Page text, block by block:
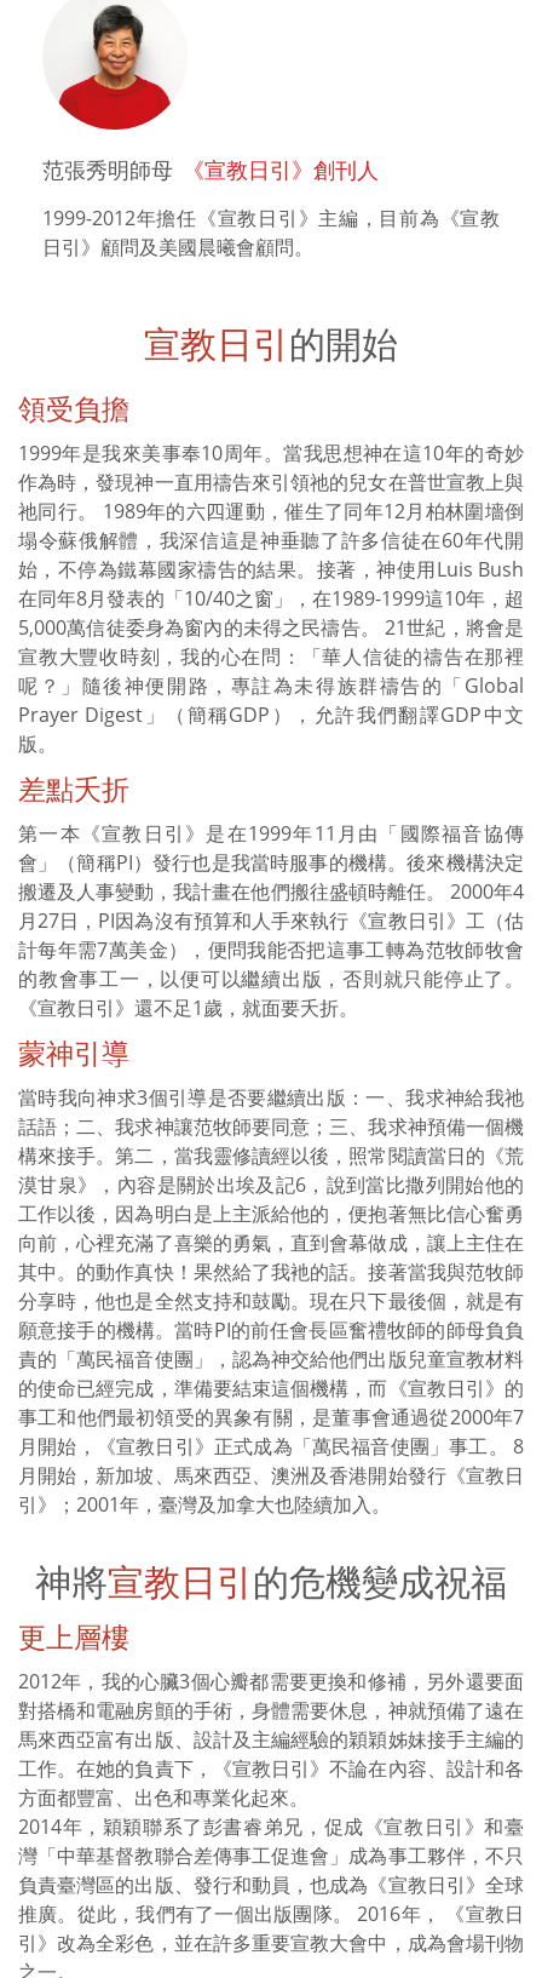
范張秀明師母 《宣教日引》創刊人
1999-2012年擔任《宣教日引》主編，目前為《宣教
日引》顧問及美國晨曦會顧問。
宣教日引的開始
領受負擔
1999年是我來美事奉10周年。當我思想神在這10年的奇妙
作為時，發現神一直用禱告來引領祂的兒女在普世宣教上與
祂同行。 1989年的六四運動，催生了同年12月柏林圍墻倒
塌令蘇俄解體，我深信這是神垂聽了許多信徒在60年代開
始，不停為鐵幕國家禱告的結果。接著，神使用Luis Bush
在同年8月發表的「10/40之窗」，在1989-1999這10年，超
5,000萬信徒委身為窗內的未得之民禱告。 21世紀，將會是
宣教大豐收時刻，我的心在問：「華人信徒的禱告在那裡
呢？」隨後神便開路，專註為未得族群禱告的「Global
Prayer Digest」（簡稱GDP），允許我們翻譯GDP中文
版。
差點夭折
第一本《宣教日引》是在1999年11月由「國際福音協傳
會」（簡稱PI）發行也是我當時服事的機構。後來機構決定
搬遷及人事變動，我計畫在他們搬往盛頓時離任。 2000年4
月27日，PI因為沒有預算和人手來執行《宣教日引》工（估
計每年需7萬美金），便問我能否把這事工轉為范牧師牧會
的教會事工一，以便可以繼續出版，否則就只能停止了。
《宣教日引》還不足1歲，就面要夭折。
蒙神引導
當時我向神求3個引導是否要繼續出版：一、我求神給我祂
話語；二、我求神讓范牧師要同意；三、我求神預備一個機
構來接手。第二，當我靈修讀經以後，照常閱讀當日的《荒
漠甘泉》，內容是關於出埃及記6，說到當比撒列開始他的
工作以後，因為明白是上主派給他的，便抱著無比信心奮勇
向前，心裡充滿了喜樂的勇氣，直到會幕做成，讓上主住在
其中。的動作真快！果然給了我衪的話。接著當我與范牧師
分享時，他也是全然支持和鼓勵。現在只下最後個，就是有
願意接手的機構。當時PI的前任會長區奮禮牧師的師母負負
責的「萬民福音使團」，認為神交給他們出版兒童宣教材料
的使命已經完成，準備要結束這個機構，而《宣教日引》的
事工和他們最初領受的異象有關，是董事會通過從2000年7
月開始，《宣教日引》正式成為「萬民福音使團」事工。 8
月開始，新加坡、馬來西亞、澳洲及香港開始發行《宣教日
引》；2001年，臺灣及加拿大也陸續加入。
神將宣教日引的危機變成祝福
更上層樓
2012年，我的心臟3個心瓣都需要更換和修補，另外還要面
對搭橋和電融房顫的手術，身體需要休息，神就預備了遠在
馬來西亞富有出版、設計及主編經驗的穎穎姊妹接手主編的
工作。在她的負責下，《宣教日引》不論在內容、設計和各
方面都豐富、出色和專業化起來。
2014年，穎穎聯系了彭書睿弟兄，促成《宣教日引》和臺
灣「中華基督教聯合差傳事工促進會」成為事工夥伴，不只
負責臺灣區的出版、發行和動員，也成為《宣教日引》全球
推廣。從此，我們有了一個出版團隊。 2016年， 《宣教日
引》改為全彩色，並在許多重要宣教大會中，成為會場刊物
之一。